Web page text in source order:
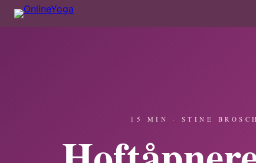
15 MIN · STINE